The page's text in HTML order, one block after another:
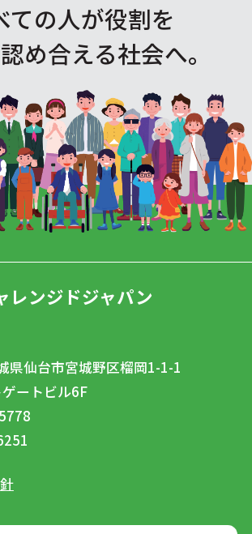
ての人が役割を
め合える社会へ。
レンジドジャパン
県仙台市宮城野区榴岡1-1-1
ートビル6F